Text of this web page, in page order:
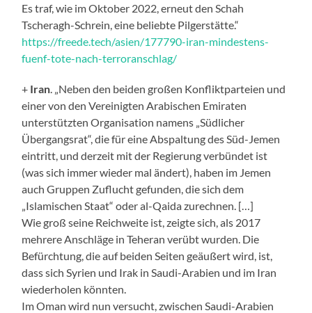
Es traf, wie im Oktober 2022, erneut den Schah
Tscheragh-Schrein, eine beliebte Pilgerstätte.“
https://freede.tech/asien/177790-iran-mindestens-
fuenf-tote-nach-terroranschlag/
+ Iran . „Neben den beiden großen Konfliktparteien und
einer von den Vereinigten Arabischen Emiraten
unterstützten Organisation namens „Südlicher
Übergangsrat“, die für eine Abspaltung des Süd-Jemen
eintritt, und derzeit mit der Regierung verbündet ist
(was sich immer wieder mal ändert), haben im Jemen
auch Gruppen Zuflucht gefunden, die sich dem
„Islamischen Staat“ oder al-Qaida zurechnen. […]
Wie groß seine Reichweite ist, zeigte sich, als 2017
mehrere Anschläge in Teheran verübt wurden. Die
Befürchtung, die auf beiden Seiten geäußert wird, ist,
dass sich Syrien und Irak in Saudi-Arabien und im Iran
wiederholen könnten.
Im Oman wird nun versucht, zwischen Saudi-Arabien